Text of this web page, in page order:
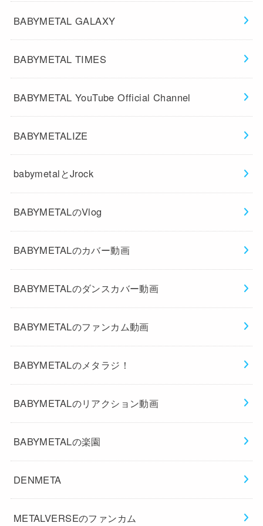
BABYMETAL GALAXY
BABYMETAL TIMES
BABYMETAL YouTube Official Channel
BABYMETALIZE
babymetalとJrock
BABYMETALのVlog
BABYMETALのカバー動画
BABYMETALのダンスカバー動画
BABYMETALのファンカム動画
BABYMETALのメタラジ！
BABYMETALのリアクション動画
BABYMETALの楽園
DENMETA
METALVERSEのファンカム